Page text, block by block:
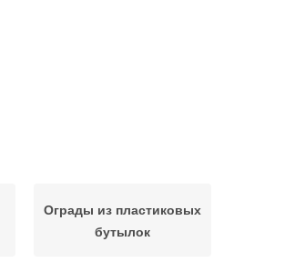
Ограды из пластиковых
бутылок